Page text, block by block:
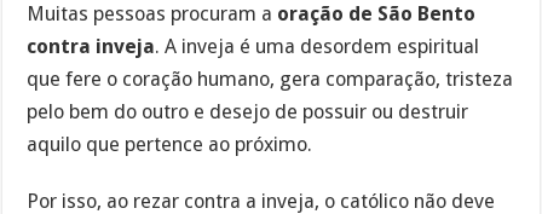
Muitas pessoas procuram a oração de São Bento
contra inveja. A inveja é uma desordem espiritual
que fere o coração humano, gera comparação, tristeza
pelo bem do outro e desejo de possuir ou destruir
aquilo que pertence ao próximo.
Por isso, ao rezar contra a inveja, o católico não deve